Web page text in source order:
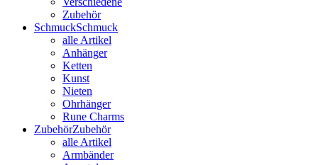
Zubehör
SchmuckSchmuck
alle Artikel
Anhänger
Ketten
Kunst
Nieten
Ohrhänger
Rune Charms
ZubehörZubehör
alle Artikel
Armbänder